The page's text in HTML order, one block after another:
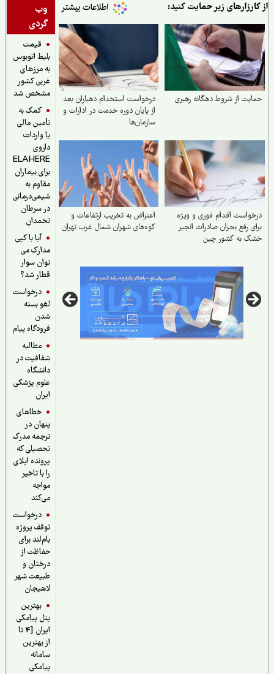
وب
گردی
قیمت
بلیط اتوبوس
به مرزهای
غربی کشور
مشخص شد
کمک به
تأمین مالی
یا واردات
ELAHERE
برای بیماران
مقاوم به
شیمی‌درمانی
در سرطان
تخمدان
آیا با کپی
مدارک می
توان سوار
قطار شد؟
درخواست
لغو بسته
فرودگاه پیام
مطالبه
شفافیت در
دانشگاه
علوم پزشکی
خطاهای
پنهان در
ترجمه مدرک
تحصیلی که
پرونده اپلای
را با تاخیر
درخواست
توقف پروژه
بام‌لند برای
حفاظت از
درختان و
طبیعت شهر
لاهیجان
بهترین
پنل پیامکی
ایران [4 تا
از بهترین
سامانه
پیامکی
زیر حمایت کنید:
از شروط دهگانه رهبری
درخواست استخدام دهیاران بعد
از پایان دوره خدمت در ادارات و
سازمان‌ها
اقدام فوری و ویژه
رفع بحران صادرات انجیر
به کشور چین
اعتراض به تخریب ارتفاعات و
کوه‌های شهران شمال غرب تهران